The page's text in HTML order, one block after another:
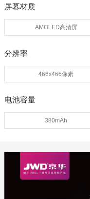
屏幕材质
AMOLED高清屏
分辨率
466x466像素
电池容量
380mAh